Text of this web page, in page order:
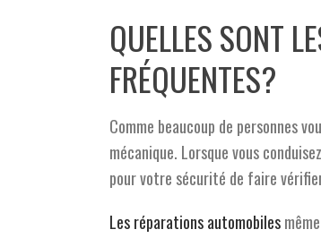
QUELLES SONT
FRÉQUENTES?
Comme beaucoup de personnes
mécanique. Lorsque vous
pour votre sécurité de faire
Les réparations automobiles